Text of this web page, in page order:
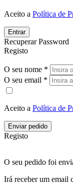
Aceito a Política de
Entrar
Recuperar Password
Registo
O seu nome *
O seu email *
Aceito a Política de
Enviar pedido
Registo
O seu pedido foi
Irá receber um email